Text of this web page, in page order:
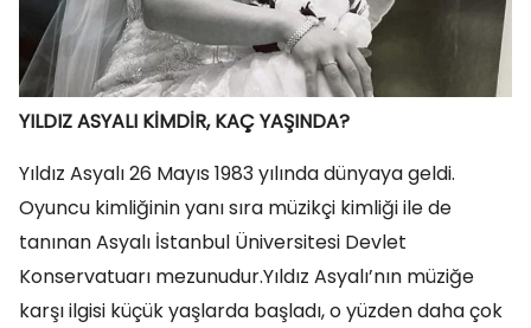
YILDIZ ASYALI KİMDİR, KAÇ YAŞINDA?
Yıldız Asyalı 26 Mayıs 1983 yılında dünyaya geldi.
Oyuncu kimliğinin yanı sıra müzikçi kimliği ile de
tanınan Asyalı İstanbul Üniversitesi Devlet
Konservatuarı mezunudur.Yıldız Asyalı’nın müziğe
karşı ilgisi küçük yaşlarda başladı, o yüzden daha çok